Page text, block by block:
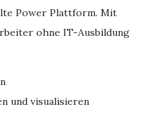
Power Plattform. Mit
ohne IT-Ausbildung
und visualisieren